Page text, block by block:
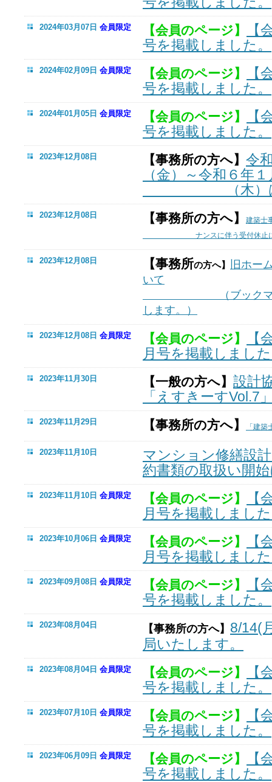
2024年03月07日 会員限定 【会員のページ】
【
号を掲載しました。
2024年02月09日 会員限定 【会員のページ】
【
号を掲載しました。
2024年01月05日 会員限定 【会員のページ】
【
号を掲載しました。
2023年12月08日 【事務所の方へ】 令
（金）～令和６年
（木）は閉
2023年12月08日 【事務所の方へ】
建築士
ナンスに伴う受付休止に
2023年12月08日 【事務所の方へ】
旧ホー
いて
（ブックマーク
します。）
2023年12月08日 会員限定 【会員のページ】
【
月号を掲載しまし
2023年11月30日 【一般の方へ】 設計
「えすきーすVol.7
2023年11月29日 【事務所の方へ】 「建
2023年11月10日
マンション修繕設
約書類の取扱い開
2023年11月10日 会員限定 【会員のページ】
【
月号を掲載しまし
2023年10月06日 会員限定 【会員のページ】
【
月号を掲載しまし
2023年09月08日 会員限定 【会員のページ】
【
号を掲載しました。
2023年08月04日 【事務所の方へ】 8/14(
局いたします。
2023年08月04日 会員限定 【会員のページ】
【
号を掲載しました。
2023年07月10日 会員限定 【会員のページ】
【
号を掲載しました。
2023年06月09日 会員限定 【会員のページ】
【
号を掲載しました。